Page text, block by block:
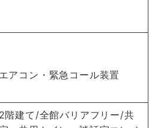
アコン・緊急コール装置
階建て/全館バリアフリー/共